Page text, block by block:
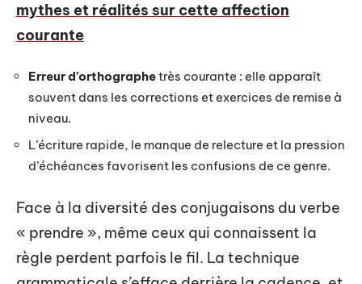
mythes et réalités sur cette affection
courante
Erreur d’orthographetrès courante : elle apparaît
souvent dans les corrections et exercices de remise à
niveau.
L’écriture rapide, le manque de relecture et la pression
d’échéances favorisent les confusions de ce genre.
Face à la diversité des conjugaisons du verbe
« prendre », même ceux qui connaissent la
règle perdent parfois le fil. La technique